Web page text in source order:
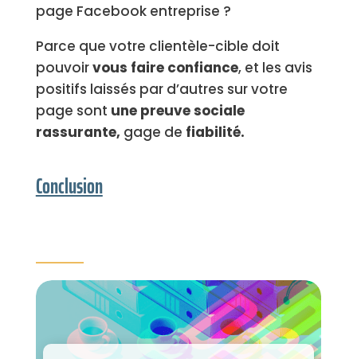
page Facebook entreprise ?
Parce que votre clientèle-cible doit
pouvoirvous faire confiance, et les avis
positifs laissés par d’autres sur votre
page sont une preuve sociale
rassurante, gage de fiabilité.
Conclusion